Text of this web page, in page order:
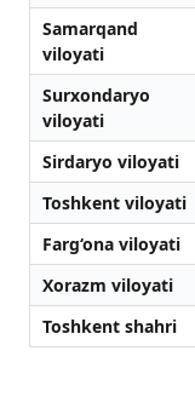
Samarqand
viloyati
Surxondaryo
viloyati
Sirdaryo viloyati
Toshkent viloyati
Farg‘ona viloyati
Xorazm viloyati
Toshkent shahri